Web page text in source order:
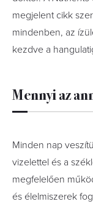
megjelent cikk
mindenben, az
kezdve a
Mennyi az
Minden nap
vizelettel és a
megfelelően
és élelmiszerek